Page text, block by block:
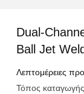
Dual-
Ball Jet
Λεπτομέρειες
Τόπος